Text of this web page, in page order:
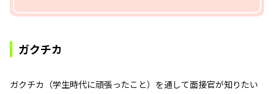
ガクチカ
ガクチカ（学生時代に頑張ったこと）を通して面接官が知りたい